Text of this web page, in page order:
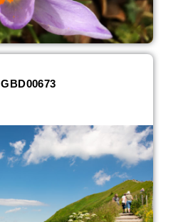
GBD00673